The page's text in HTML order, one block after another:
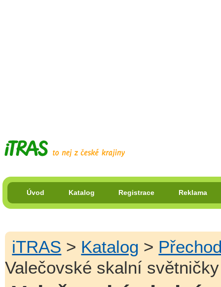
Úvod Katalog Registrace Reklama
iTRAS > Katalog >
Valečovské skalní